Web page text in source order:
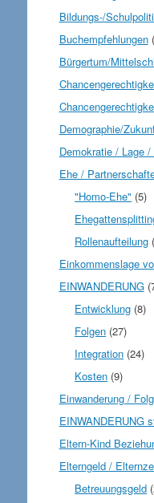
Bildungs-/
Buchempfehlungen
Bürgertum/
Demographie/
Demokratie / Lage
Ehe /
"Homo-Ehe" (5)
Rollenaufteilung
Einkommenslage
EINWANDERUNG
Entwicklung (8)
Folgen (27)
Integration (24)
Kosten (9)
Einwanderung /
EINWANDERUNG
Eltern-Kind
Elterngeld /
Betreuungsgeld